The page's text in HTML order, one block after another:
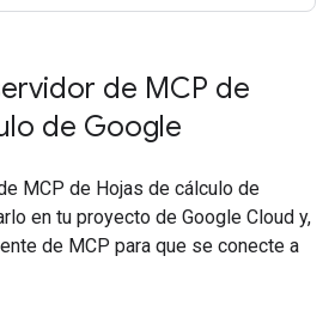
de MCP de
de Google
MCP de Hojas de cálculo de
en tu proyecto de Google Cloud y,
de MCP para que se conecte a